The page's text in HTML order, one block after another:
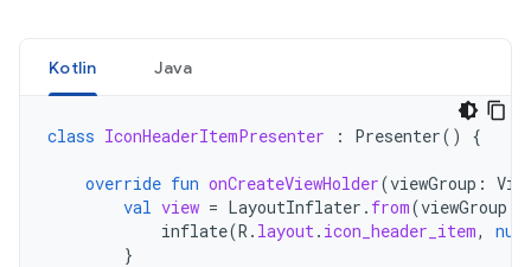
Kotlin Java
class IconHeaderItemPresenter : Presenter() {
override fun onCreateViewHolder(viewGroup :
val view = LayoutInflater . from(viewGroup
inflate(R . layout . icon_header_item,
}